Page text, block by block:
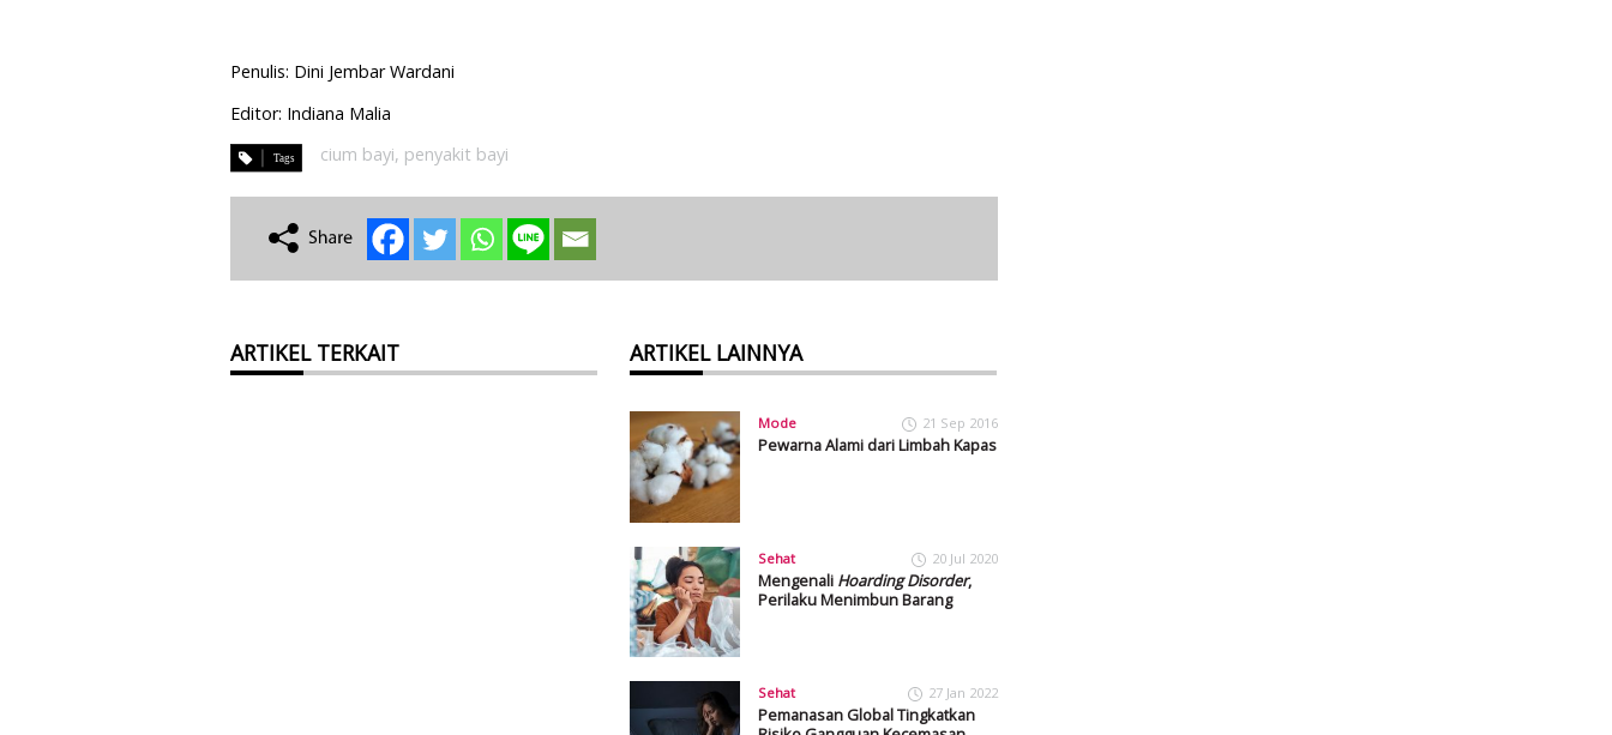
Penulis: Dini Jembar Wardani
Editor: Indiana Malia
cium bayi, penyakit bayi
ARTIKEL TERKAIT ARTIKEL LAINNYA
Mode 21 Sep 2016
Pewarna Alami dari Limbah Kapas
Sehat 20 Jul 2020
Mengenali Hoarding Disorder,
Perilaku Menimbun Barang
Sehat 27 Jan 2022
Pemanasan Global Tingkatkan